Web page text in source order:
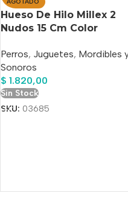
Hueso De Hilo Millex 2
Nudos 15 Cm Color
Perros, Juguetes, Mordibles
Sonoros
$ 1.820,00
Sin Stock
SKU: 03685